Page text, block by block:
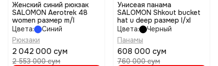
Женский синий рюкзак
SALOMON Aerotrek 48
women размер m/l
Цвета:
Синий
Рюкзаки
2 042 000 сум
2 553 000 сум
Унисеая панама
SALOMON Shkout bucket
hat u deep размер l/xl
Цвета:
Черный
Панамы
608 000 сум
760 000 сум